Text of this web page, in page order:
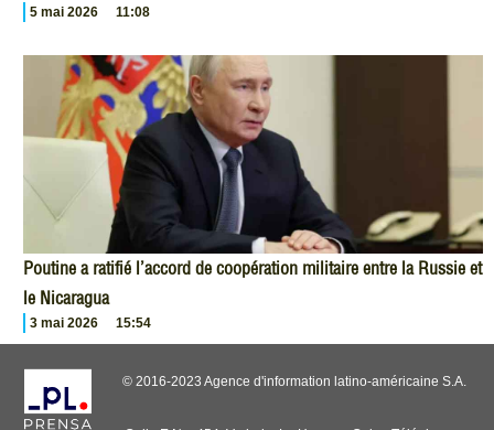
5 mai 2026 11:08
Poutine a ratifié l’accord de coopération militaire entre la Russie et
le Nicaragua
3 mai 2026 15:54
© 2016-2023 Agence d'information latino-américaine S.A.